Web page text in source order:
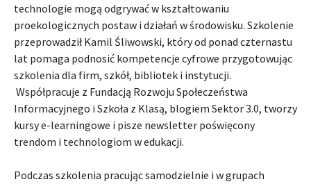
technologie mogą odgrywać w kształtowaniu
proekologicznych postaw i działań w środowisku. Szkolenie
przeprowadził Kamil Śliwowski, który od ponad czternastu
lat pomaga podnosić kompetencje cyfrowe przygotowując
szkolenia dla firm, szkół, bibliotek i instytucji.
Współpracuje z Fundacją Rozwoju Społeczeństwa
Informacyjnego i Szkoła z Klasą, blogiem Sektor 3.0, tworzy
kursy e-learningowe i pisze newsletter poświęcony
trendom i technologiom w edukacji.
Podczas szkolenia pracując samodzielnie i w grupach